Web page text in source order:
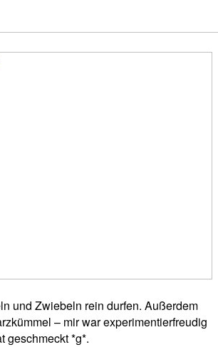
und Zwiebeln rein durfen. Außerdem
– mir war experimentierfreudig
geschmeckt *g*.